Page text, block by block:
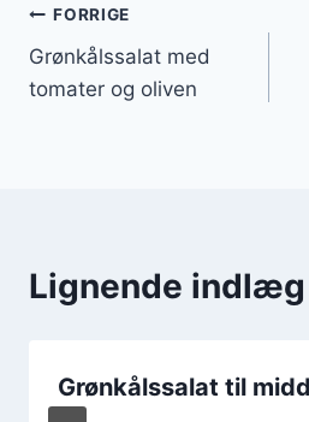
FORRIGE
Grønkålssalat med
tomater og oliven
Lignende indlæg
Grønkålssalat til